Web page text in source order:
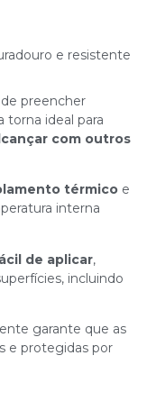
e resistente
preencher
torna ideal para
com outros
térmico e
interna
de aplicar,
incluindo
garante que as
e protegidas por